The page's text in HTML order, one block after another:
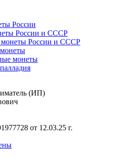
России
России и СССР
монеты России и СССР
монеты
(ИП)
от 12.03.25 г.